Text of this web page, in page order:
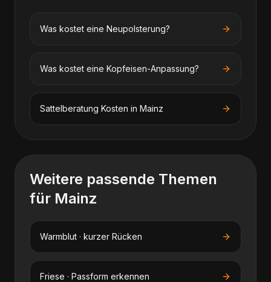
Was kostet eine Neupolsterung?
Was kostet eine Kopfeisen-Anpassung?
Sattelberatung Kosten in Mainz
Weitere passende Themen
für Mainz
Warmblut · kurzer Rücken
Friese · Passform erkennen